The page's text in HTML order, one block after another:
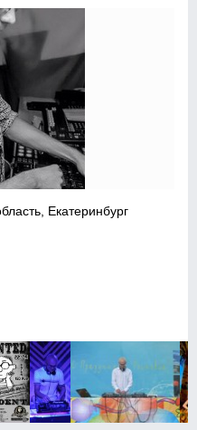
Екатеринбург